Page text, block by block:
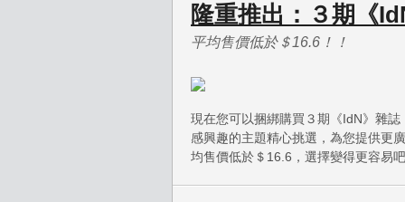
隆重推出：３期《
平均售價低於＄16.6！！
現在您可以捆綁購買３期《IdN》雜
感興趣的主題精心挑選，為您提供更
均售價低於＄16.6，選擇變得更容易